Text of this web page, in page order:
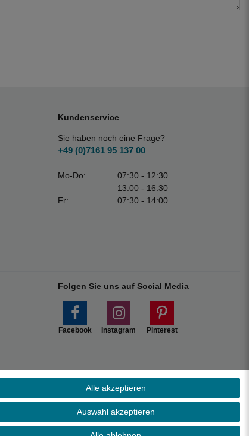
Kundenservice
Sie haben noch eine Frage?
+49 (0)7161 95 137 00
Mo-Do:
07:30 - 12:30
13:00 - 16:30
Fr:
07:30 - 14:00
Folgen Sie uns auf Social Media
Facebook Instagram Pinterest
Inseln.
Alle akzeptieren
Auswahl akzeptieren